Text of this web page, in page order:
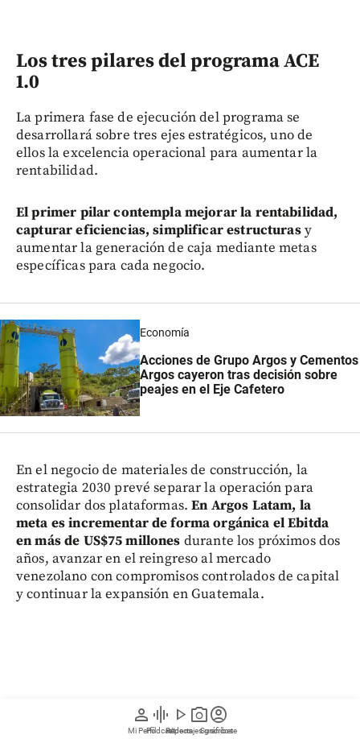
person
Mi Perfil
graphic_eq
Pódcast
play_arrow
Videos
photo_camera
Reportajes gráficos
account_circle
Suscríbete
Los tres pilares del programa ACE
1.0
La primera fase de ejecución del programa se
desarrollará sobre tres ejes estratégicos, uno de
ellos la excelencia operacional para aumentar la
rentabilidad.
El primer pilar contempla mejorar la rentabilidad,
capturar eficiencias, simplificar estructurasy
aumentar la generación de caja mediante metas
específicas para cada negocio.
Economía
Acciones de Grupo Argos y Cementos
Argos cayeron tras decisión sobre
peajes en el Eje Cafetero
En el negocio de materiales de construcción, la
estrategia 2030 prevé separar la operación para
consolidar dos plataformas. En Argos Latam, la
meta es incrementar de forma orgánica el Ebitda
en más de US$75 millones durante los próximos dos
años, avanzar en el reingreso al mercado
venezolano con compromisos controlados de capital
y continuar la expansión en Guatemala.